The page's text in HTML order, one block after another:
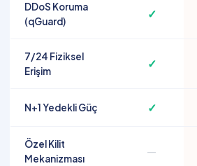
DDoS Koruma
(qGuard)
✓
7/24 Fiziksel
Erişim
✓
N+1 Yedekli Güç ✓
Özel Kilit
Mekanizması
—